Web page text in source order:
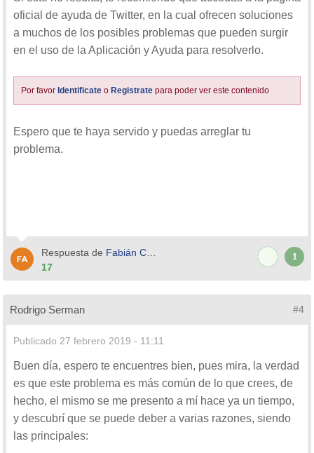
oficial de ayuda de Twitter, en la cual ofrecen soluciones
a muchos de los posibles problemas que pueden surgir
en el uso de la Aplicación y Ayuda para resolverlo.
Por favor Identificate o Registrate para poder ver este contenido
Espero que te haya servido y puedas arreglar tu
problema.
Respuesta de Fabián Cáceres
17
1
Rodrigo Serman #4
Publicado 27 febrero 2019 - 11:11
Buen día, espero te encuentres bien, pues mira, la verdad
es que este problema es más común de lo que crees, de
hecho, el mismo se me presento a mí hace ya un tiempo,
y descubrí que se puede deber a varias razones, siendo
las principales: